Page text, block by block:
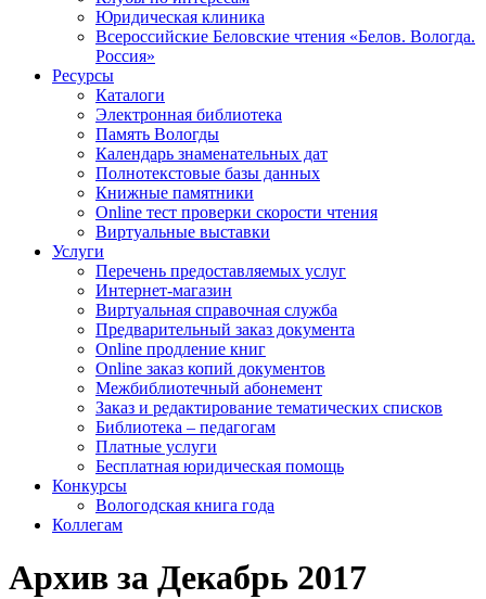
Юридическая клиника
Всероссийские Беловские чтения «Белов. Вологда.
Россия»
Ресурсы
Каталоги
Электронная библиотека
Память Вологды
Календарь знаменательных дат
Полнотекстовые базы данных
Книжные памятники
Online тест проверки скорости чтения
Виртуальные выставки
Услуги
Перечень предоставляемых услуг
Интернет-магазин
Виртуальная справочная служба
Предварительный заказ документа
Online продление книг
Online заказ копий документов
Межбиблиотечный абонемент
Заказ и редактирование тематических списков
Библиотека – педагогам
Платные услуги
Бесплатная юридическая помощь
Конкурсы
Вологодская книга года
Коллегам
Архив за Декабрь 2017